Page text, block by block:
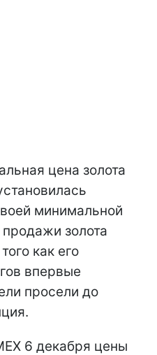
цена золота
минимальной
золота
как его
впервые
просели до
6 декабря цены